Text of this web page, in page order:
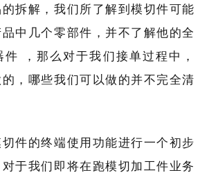
拆解，我们所了解到模切件可能
中几个零部件，并不了解他的全
，那么对于我们接单过程中，
，哪些我们可以做的并不完全清
件的终端使用功能进行一个初步
于我们即将在跑模切加工件业务